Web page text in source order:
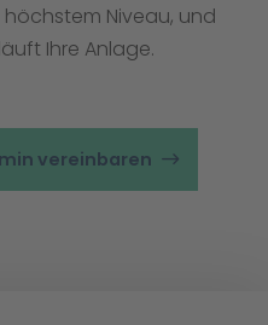
Niveau, und
Ihre Anlage.
vereinbaren